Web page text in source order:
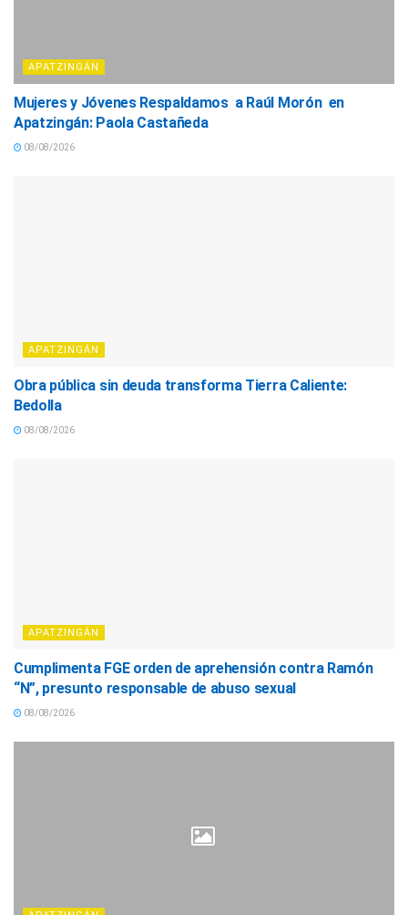
APATZINGÁN
Mujeres y Jóvenes Respaldamos a Raúl Morón en
Apatzingán: Paola Castañeda
08/08/2026
APATZINGÁN
Obra pública sin deuda transforma Tierra Caliente:
Bedolla
08/08/2026
APATZINGÁN
Cumplimenta FGE orden de aprehensión contra Ramón
“N”, presunto responsable de abuso sexual
08/08/2026